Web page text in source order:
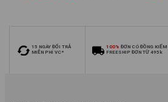
15 NGÀY ĐỔI TRẢ
MIỄN PHÍ VC*
100% ĐƠN CÓ ĐỒNG KIỂM
FREESHIP ĐƠN TỪ 495k